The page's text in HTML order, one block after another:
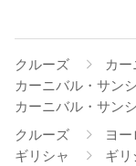
クルーズ
カ
カーニバル・サン
カーニバル・サン
クルーズ
ヨ
ギリシャ
ギリ